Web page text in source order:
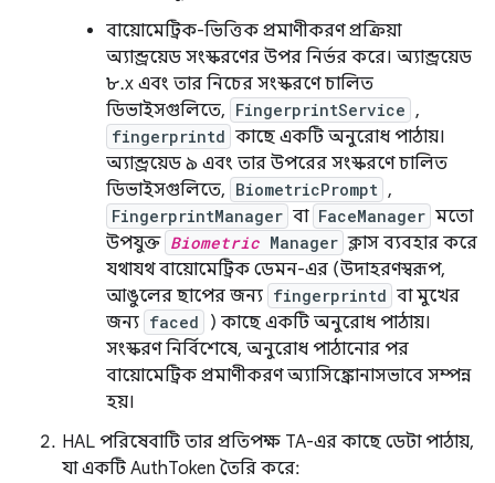
বায়োমেট্রিক-ভিত্তিক প্রমাণীকরণ প্রক্রিয়া
অ্যান্ড্রয়েড সংস্করণের উপর নির্ভর করে। অ্যান্ড্রয়েড
৮.x এবং তার নিচের সংস্করণে চালিত
ডিভাইসগুলিতে, FingerprintService ,
fingerprintd কাছে একটি অনুরোধ পাঠায়।
অ্যান্ড্রয়েড ৯ এবং তার উপরের সংস্করণে চালিত
ডিভাইসগুলিতে, BiometricPrompt ,
FingerprintManager বা FaceManager মতো
উপযুক্ত Biometric Manager ক্লাস ব্যবহার করে
যথাযথ বায়োমেট্রিক ডেমন-এর (উদাহরণস্বরূপ,
আঙুলের ছাপের জন্য fingerprintd বা মুখের
জন্য faced
) কাছে একটি অনুরোধ পাঠায়।
সংস্করণ নির্বিশেষে, অনুরোধ পাঠানোর পর
বায়োমেট্রিক প্রমাণীকরণ অ্যাসিঙ্ক্রোনাসভাবে সম্পন্ন
হয়।
HAL পরিষেবাটি তার প্রতিপক্ষ TA-এর কাছে ডেটা পাঠায়,
যা একটি AuthToken তৈরি করে: